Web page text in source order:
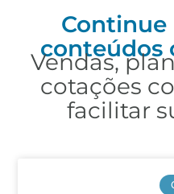
Continue
conteúdos
Vendas,
cotações
facilitar